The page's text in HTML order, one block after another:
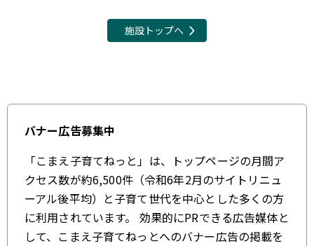
施設トップへ
バナー広告募集中
「こまえ子育てねっと」は、トップページの月間ア
クセス数が約6,500件（令和6年2月のサイトリニュ
ーアル後平均）と子育て世代を中心とした多くの方
に利用されています。 効果的にPRできる広告媒体と
して、こまえ子育てねっとへのバナー広告の掲載を